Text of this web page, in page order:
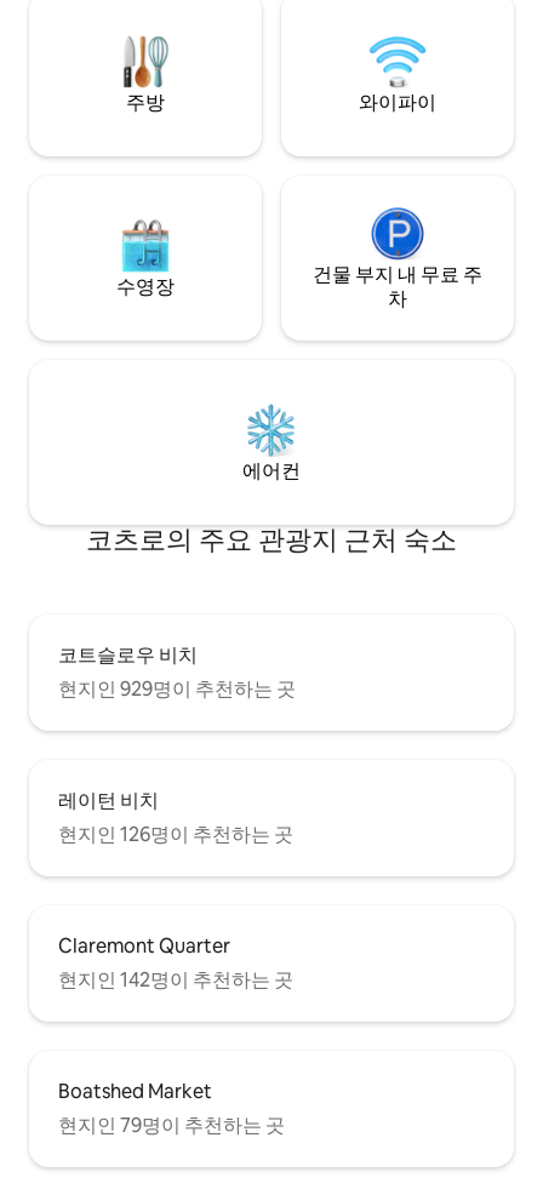
의 친절하고 행복한 바다 분위기를 사랑합
주방 와이파이
수영장
건물 부지 내 무료 주
차
에어컨
코츠로의 주요 관광지 근처 숙소
코트슬로우 비치
현지인 929명이 추천하는 곳
레이턴 비치
현지인 126명이 추천하는 곳
Claremont Quarter
현지인 142명이 추천하는 곳
Boatshed Market
현지인 79명이 추천하는 곳